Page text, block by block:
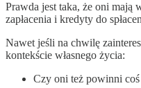
Prawda jest taka, że oni mają
zapłacenia i kredyty do
Nawet jeśli na chwilę
kontekście własnego życia:
Czy oni też powinni